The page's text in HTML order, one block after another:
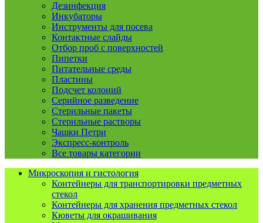
Дезинфекция
Инкубаторы
Инструменты для посева
Контактные слайды
Отбор проб с поверхностей
Пипетки
Питательные среды
Пластины
Подсчет колоний
Серийное разведение
Стерильные пакеты
Стерильные растворы
Чашки Петри
Экспресс-контроль
Все товары категории
Микроскопия и гистология
Контейнеры для транспортировки предметных
стекол
Контейнеры для хранения предметных стекол
Кюветы для окрашивания